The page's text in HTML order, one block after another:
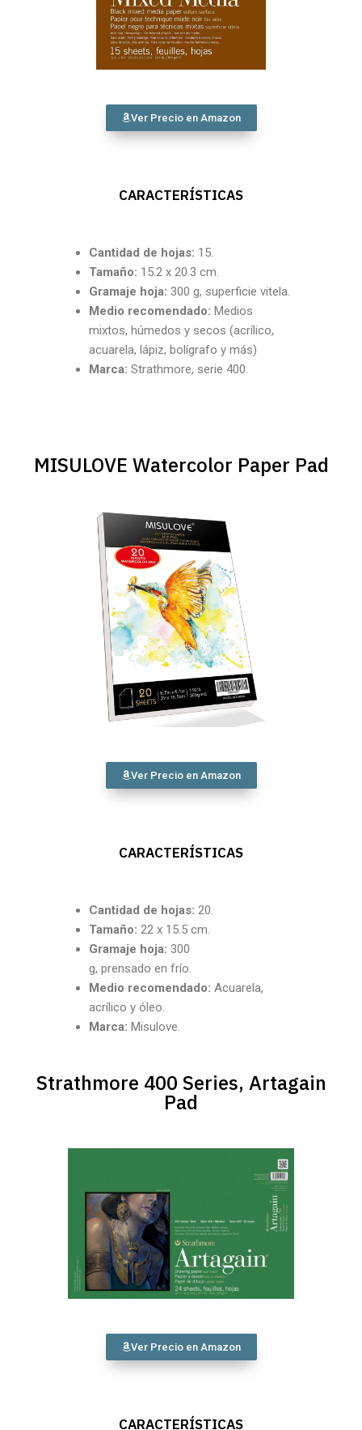
Ver Precio en Amazon
CARACTERÍSTICAS
Cantidad de hojas: 15.
Tamaño: 15.2 x 20.3 cm.
Gramaje hoja: 300 g, superficie vitela.
Medio recomendado: Medios
mixtos, húmedos y secos (acrílico,
acuarela, lápiz, bolígrafo y más)
Marca: Strathmore, serie 400.
MISULOVE Watercolor Paper Pad
Ver Precio en Amazon
CARACTERÍSTICAS
Cantidad de hojas: 20.
Tamaño: 22 x 15.5 cm.
Gramaje hoja: 300
g, prensado en frío.
Medio recomendado: Acuarela,
acrílico y óleo.
Marca: Misulove.
Strathmore 400 Series, Artagain
Pad
Ver Precio en Amazon
CARACTERÍSTICAS